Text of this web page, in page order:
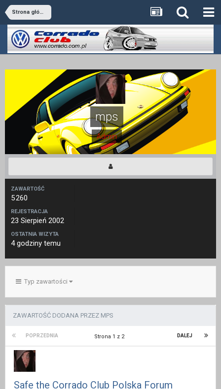
Strona główna
mps
Admin
ZAWARTOŚĆ
5 260
REJESTRACJA
23 Sierpień 2002
OSTATNIA WIZYTA
4 godziny temu
Typ zawartości
ZAWARTOŚĆ DODANA PRZEZ MPS
POPRZEDNIA DALEJ
Strona 1 z 2
Safe the Corrado Club Polska Forum